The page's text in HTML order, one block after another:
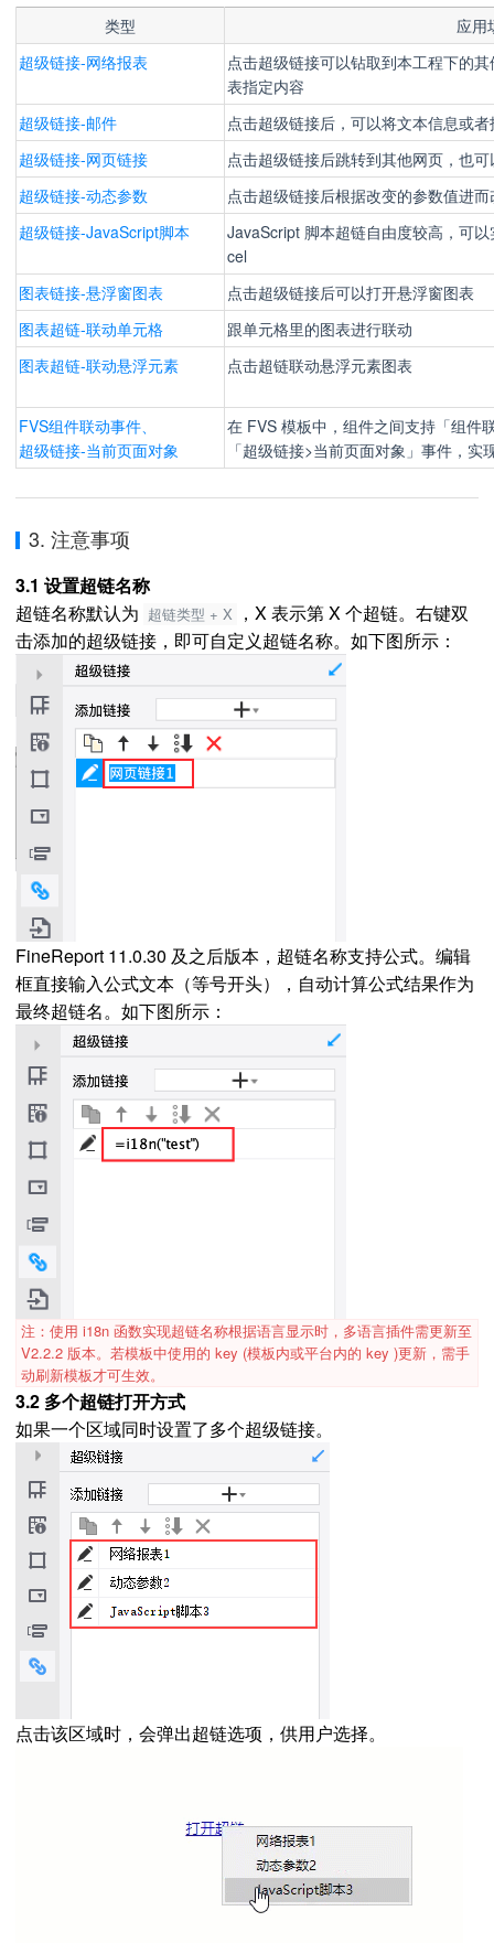
类型
应用
超级链接-网络报表
点击超级链接可以钻取到本工程下的
表指定内容
超级链接-邮件
点击超级链接后，可以将文本信息或
超级链接-网页链接
点击超级链接后跳转到其他网页，也
超级链接-动态参数
点击超级链接后根据改变的参数值进
超级链接-JavaScript脚本
JavaScript 脚本超链自由度较高，可
cel
图表链接-悬浮窗图表
点击超级链接后可以打开悬浮窗图表
图表超链-联动单元格
跟单元格里的图表进行联动
图表超链-联动悬浮元素
点击超链联动悬浮元素图表
FVS组件联动事件、
超级链接-当前页面对象
在 FVS 模板中，组件之间支持「组件
「超级链接>当前页面对象」事件，实
3. 注意事项
3.1 设置超链名称
超链名称默认为 超链类型 + X
，X 表示第 X 个超链。右键双
击添加的超级链接，即可自定义超链名称。如下图所示：
FineReport 11.0.30 及之后版本，超链名称支持公式。编辑
框直接输入公式文本（等号开头），自动计算公式结果作为
最终超链名。如下图所示：
注：使用 i18n 函数实现超链名称根据语言显示时，多语言插件需更新至
V2.2.2 版本。若模板中使用的 key (模板内或平台内的 key )更新，需手
动刷新模板才可生效。
3.2 多个超链打开方式
如果一个区域同时设置了多个超级链接。
点击该区域时，会弹出超链选项，供用户选择。